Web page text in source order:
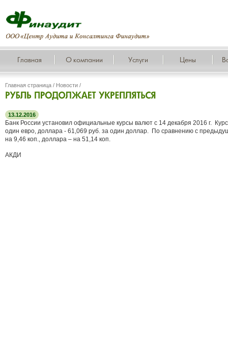
Главная О компании Услуги Цены
Главная страница / Новости /
13.12.2016
Банк России установил официальные курсы валют с 14 декабря 2016 г.
один евро, доллара - 61,069 руб. за один доллар. По сравнению с
на 9,46 коп., доллара – на 51,14 коп.
АКДИ